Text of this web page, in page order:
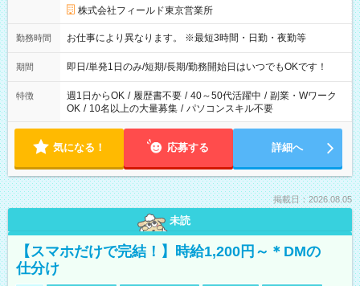
株式会社フィールド東京営業所
勤務時間 お仕事により異なります。 ※最短3時間・日勤・夜勤等
期間 即日/単発1日のみ/短期/長期/勤務開始日はいつでもOKです！
特徴 週1日からOK / 履歴書不要 / 40～50代活躍中 / 副業・Wワーク
OK / 10名以上の大量募集 / パソコンスキル不要
気になる！ 応募する 詳細へ
掲載日：2026.08.05
未読
【スマホだけで完結！】時給1,200円～＊DMの
仕分け